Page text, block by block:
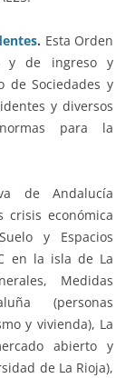
. Esta Orden
y de ingreso y
de Sociedades y
y diversos
para la
de Andalucía
crisis económica
y Espacios
en la isla de La
Medidas
(personas
y vivienda), La
abierto y
de La Rioja),